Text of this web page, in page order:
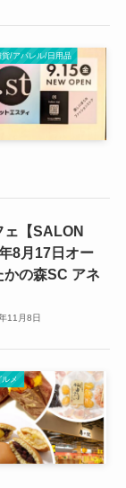
貨/アパレル/日用品
ェ【SALON
8月17日オー
の森SC アネ
11月8日
ルメ